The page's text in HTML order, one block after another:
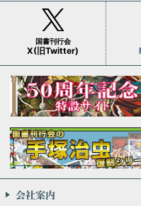
国書刊行会
X(旧Twitter)